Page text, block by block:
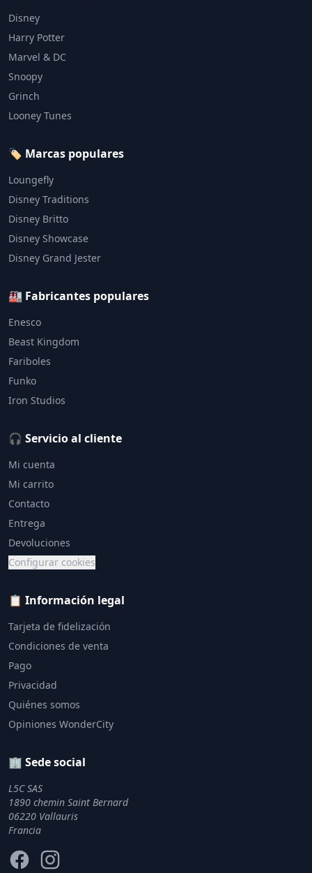
Disney
Harry Potter
Marvel & DC
Snoopy
Grinch
Looney Tunes
🏷️ Marcas populares
Loungefly
Disney Traditions
Disney Britto
Disney Showcase
Disney Grand Jester
🏭 Fabricantes populares
Enesco
Beast Kingdom
Fariboles
Funko
Iron Studios
🎧 Servicio al cliente
Mi cuenta
Mi carrito
Contacto
Entrega
Devoluciones
Configurar cookies
📋 Información legal
Tarjeta de fidelización
Condiciones de venta
Pago
Privacidad
Quiénes somos
Opiniones WonderCity
🏢 Sede social
L5C SAS
1890 chemin Saint Bernard
06220 Vallauris
Francia
FacebookInstagram